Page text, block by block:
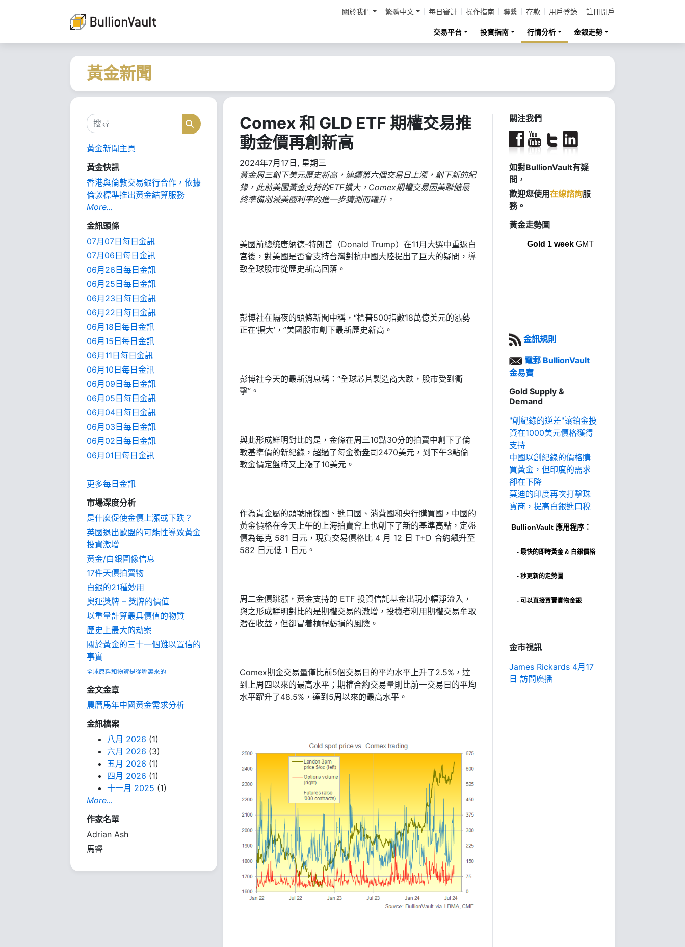
關於我們 繁體中文 每日審計 操作指南 聯繫 存款 用戶登錄 註冊開戶
交易平台 投資指南 行情分析 金銀走勢
黃金新聞
搜尋 搜尋
黃金新聞主頁
黃金快訊
香港與倫敦交易銀行合作，依據
倫敦標準推出黃金結算服務
More...
金訊頭條
07月07日每日金訊
07月06日每日金訊
06月26日每日金訊
06月25日每日金訊
06月23日每日金訊
06月22日每日金訊
06月18日每日金訊
06月15日每日金訊
06月11日每日金訊
06月10日每日金訊
06月09日每日金訊
06月05日每日金訊
06月04日每日金訊
06月03日每日金訊
06月02日每日金訊
06月01日每日金訊
更多每日金訊
市場深度分析
是什麼促使金價上漲或下跌？
英國退出歐盟的可能性導致黃金
投資激增
黃金/白銀圖像信息
17件天價拍賣物
白銀的21種妙用
奧運獎牌 – 獎牌的價值
以重量計算最具價值的物質
歷史上最大的劫案
關於黃金的三十一個難以置信的
事實
全球原料和物資是從哪裏來的
金文金章
農曆馬年中國黃金需求分析
金訊檔案
八月 2026 (1)
六月 2026 (3)
五月 2026 (1)
四月 2026 (1)
十一月 2025 (1)
More...
作家名單
Adrian Ash
馬睿
Comex 和 GLD ETF 期權交易推
動金價再創新高
2024年7月17日, 星期三
黃金周三創下美元歷史新高，連續第六個交易日上漲，創下新的紀
錄，此前美國黃金支持的ETF擴大，Comex期權交易因美聯儲最
終準備削減美國利率的進一步猜測而躍升。
美國前總統唐納德-特朗普（Donald Trump）在11月大選中重返白
宮後，對美國是否會支持台灣對抗中國大陸提出了巨大的疑問，導
致全球股市從歷史新高回落。
彭博社在隔夜的頭條新聞中稱，“標普500指數18萬億美元的漲勢
正在‘擴大’，”美國股市創下最新歷史新高。
彭博社今天的最新消息稱：“全球芯片製造商大跌，股市受到衝
擊”。
與此形成鮮明對比的是，金條在周三10點30分的拍賣中創下了倫
敦基準價的新紀錄，超過了每金衡盎司2470美元，到下午3點倫
敦金價定盤時又上漲了10美元。
作為貴金屬的頭號開採國、進口國、消費國和央行購買國，中國的
黃金價格在今天上午的上海拍賣會上也創下了新的基準高點，定盤
價為每克 581 日元，現貨交易價格比 4 月 12 日 T+D 合約飆升至
582 日元低 1 日元。
周二金價跳漲，黃金支持的 ETF 投資信託基金出現小幅淨流入，
與之形成鮮明對比的是期權交易的激增，投機者利用期權交易牟取
潛在收益，但卻冒着槓桿虧損的風險。
Comex期金交易量僅比前5個交易日的平均水平上升了2.5%，達
到上周四以來的最高水平；期權合約交易量則比前一交易日的平均
水平躍升了48.5%，達到5周以來的最高水平。
關注我們
如對BullionVault有疑
問，
歡迎您使用在線諮詢服
務。
黃金走勢圖
Gold 1 weekGMT
金訊規則
電郵 BullionVault
金易寶
Gold Supply &
Demand
"創紀錄的逆差"讓鉑金投
資在1000美元價格獲得
支持
中國以創紀錄的價格購
買黃金，但印度的需求
卻在下降
莫迪的印度再次打擊珠
寶商，提高白銀進口稅
BullionVault 應用程序：
- 最快的即時黃金 & 白銀價格
- 秒更新的走勢圖
- 可以直接買賣實物金銀
金市視訊
James Rickards 4月17
日 訪問廣播